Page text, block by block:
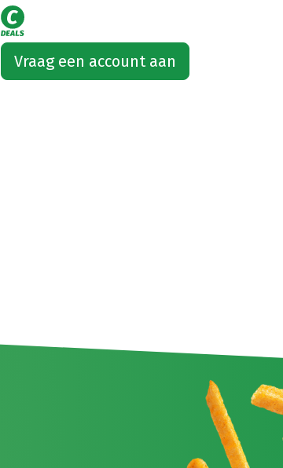
Vraag een account aan